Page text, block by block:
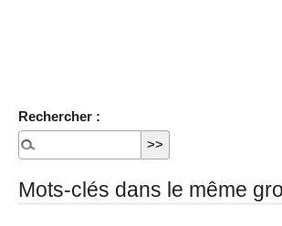
Rechercher :
Mots-clés dans le même